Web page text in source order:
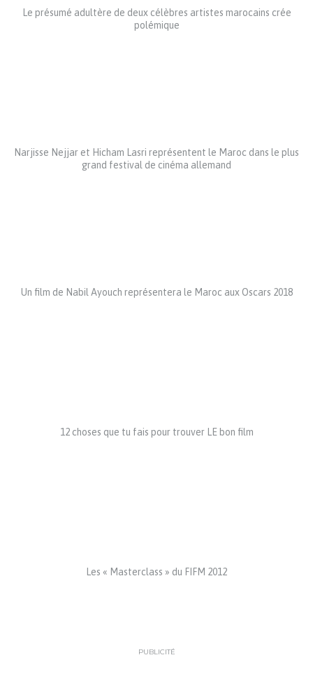
Le présumé adultère de deux célèbres artistes marocains crée
polémique
Narjisse Nejjar et Hicham Lasri représentent le Maroc dans le plus
grand festival de cinéma allemand
Un film de Nabil Ayouch représentera le Maroc aux Oscars 2018
12 choses que tu fais pour trouver LE bon film
Les « Masterclass » du FIFM 2012
PUBLICITÉ